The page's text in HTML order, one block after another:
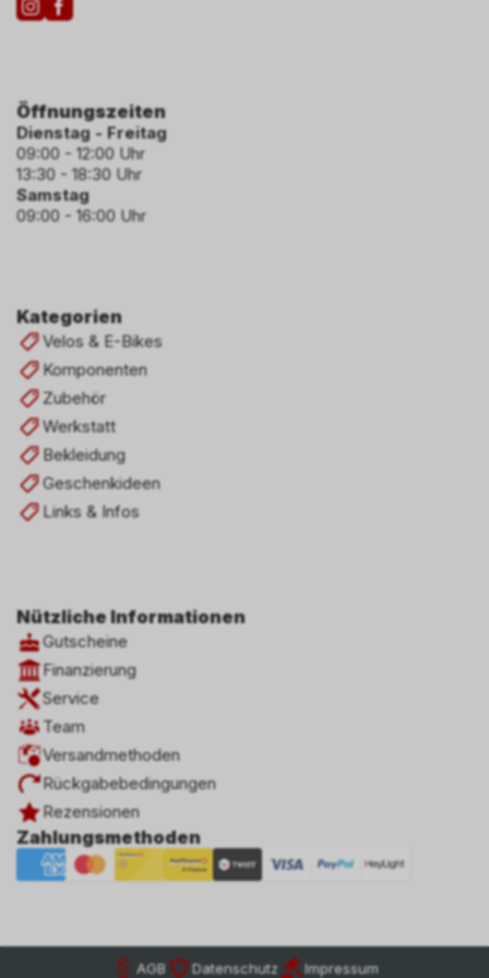
Kategorien
Velos & E-Bikes
Komponenten
Zubehör
Werkstatt
Bekleidung
Geschenkideen
Links & Infos
Nützliche Informationen
Gutscheine
Finanzierung
Service
Team
Versandmethoden
Rückgabebedingungen
Rezensionen
Zahlungsmethoden
Öffnungszeiten
Dienstag - Freitag
09:00 - 12:00 Uhr
13:30 - 18:30 Uhr
Samstag
09:00 - 16:00 Uhr
AGB Datenschutz Impressum